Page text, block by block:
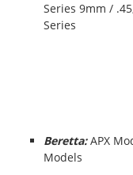
Series 9mm /
Series
Beretta:APX
Models